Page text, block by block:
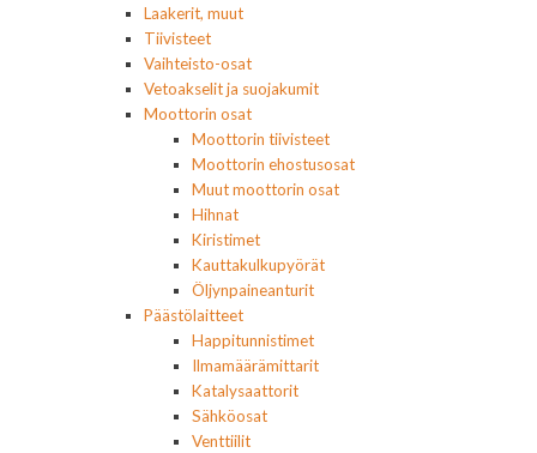
Laakerit, muut
Tiivisteet
Vaihteisto-osat
Vetoakselit ja suojakumit
Moottorin osat
Moottorin tiivisteet
Moottorin ehostusosat
Muut moottorin osat
Hihnat
Kiristimet
Kauttakulkupyörät
Öljynpaineanturit
Päästölaitteet
Happitunnistimet
Ilmamäärämittarit
Katalysaattorit
Sähköosat
Venttiilit